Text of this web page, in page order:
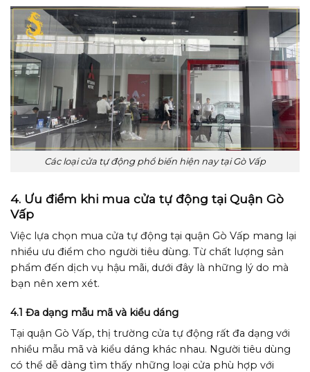
Các loại cửa tự động phổ biến hiện nay tại Gò Vấp
4. Ưu điểm khi mua cửa tự động tại Quận Gò
Vấp
Việc lựa chọn mua cửa tự động tại quận Gò Vấp mang lại
nhiều ưu điểm cho người tiêu dùng. Từ chất lượng sản
phẩm đến dịch vụ hậu mãi, dưới đây là những lý do mà
bạn nên xem xét.
4.1 Đa dạng mẫu mã và kiểu dáng
Tại quận Gò Vấp, thị trường cửa tự động rất đa dạng với
nhiều mẫu mã và kiểu dáng khác nhau. Người tiêu dùng
có thể dễ dàng tìm thấy những loại cửa phù hợp với